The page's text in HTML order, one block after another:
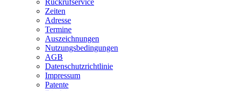
Zeiten
Adresse
Termine
Auszeichnungen
Nutzungsbedingungen
AGB
Datenschutzrichtlinie
Impressum
Patente